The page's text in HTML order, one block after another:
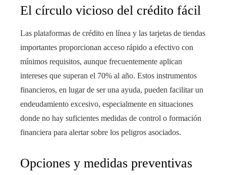
El círculo vicioso del crédito fácil
Las plataformas de crédito en línea y las tarjetas de tiendas
importantes proporcionan acceso rápido a efectivo con
mínimos requisitos, aunque frecuentemente aplican
intereses que superan el 70% al año. Estos instrumentos
financieros, en lugar de ser una ayuda, pueden facilitar un
endeudamiento excesivo, especialmente en situaciones
donde no hay suficientes medidas de control o formación
financiera para alertar sobre los peligros asociados.
Opciones y medidas preventivas